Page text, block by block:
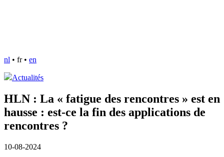
nl • fr • en
Actualités
HLN : La « fatigue des rencontres » est en
hausse : est-ce la fin des applications de
rencontres ?
10-08-2024